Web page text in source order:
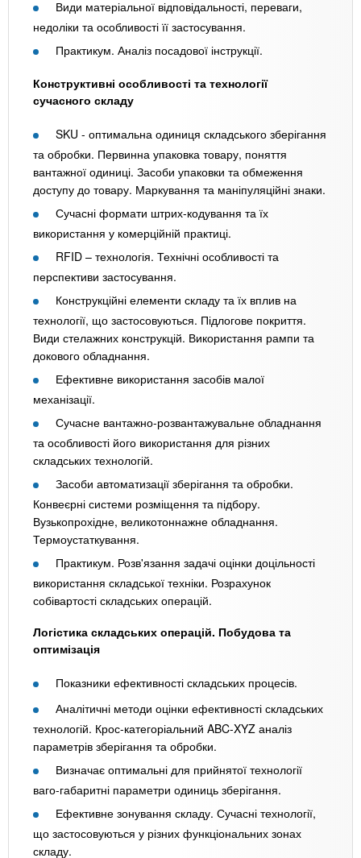
Види матеріальної відповідальності, переваги,
недоліки та особливості її застосування.
Практикум. Аналіз посадової інструкції.
Конструктивні особливості та технології
сучасного складу
SKU - оптимальна одиниця складського зберігання
та обробки. Первинна упаковка товару, поняття
вантажної одиниці. Засоби упаковки та обмеження
доступу до товару. Маркування та маніпуляційні знаки.
Сучасні формати штрих-кодування та їх
використання у комерційній практиці.
RFID – технологія. Технічні особливості та
перспективи застосування.
Конструкційні елементи складу та їх вплив на
технології, що застосовуються. Підлогове покриття.
Види стелажних конструкцій. Використання рампи та
докового обладнання.
Ефективне використання засобів малої
механізації.
Сучасне вантажно-розвантажувальне обладнання
та особливості його використання для різних
складських технологій.
Засоби автоматизації зберігання та обробки.
Конвеєрні системи розміщення та підбору.
Вузькопрохідне, великотоннажне обладнання.
Термоустаткування.
Практикум. Розв'язання задачі оцінки доцільності
використання складської техніки. Розрахунок
собівартості складських операцій.
Логістика складських операцій. Побудова та
оптимізація
Показники ефективності складських процесів.
Аналітичні методи оцінки ефективності складських
технологій. Крос-категоріальний ABC-XYZ аналіз
параметрів зберігання та обробки.
Визначає оптимальні для прийнятої технології
ваго-габаритні параметри одиниць зберігання.
Ефективне зонування складу. Сучасні технології,
що застосовуються у різних функціональних зонах
складу.